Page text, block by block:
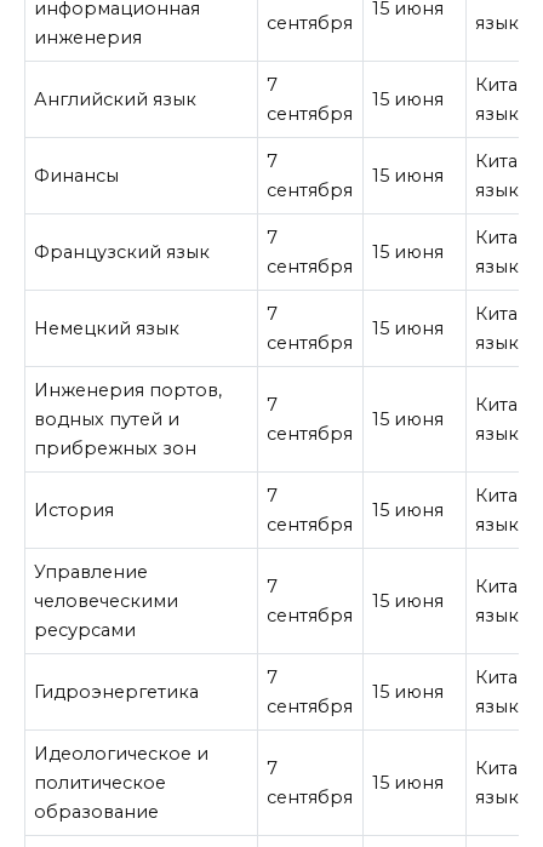
информационная
инженерия
сентября
15 июня
язык
Английский язык
7
сентября
15 июня
язык
Финансы
7
сентября
15 июня
язык
Французский язык
7
сентября
15 июня
язык
Немецкий язык
7
сентября
15 июня
язык
Инженерия портов,
водных путей и
прибрежных зон
7
сентября
15 июня
язык
История
7
сентября
15 июня
язык
Управление
человеческими
ресурсами
7
сентября
15 июня
язык
Гидроэнергетика
7
сентября
15 июня
язык
Идеологическое и
политическое
образование
7
сентября
15 июня
язык